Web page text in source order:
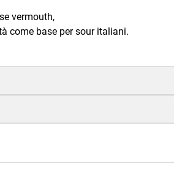
vermouth,
come base per sour italiani.